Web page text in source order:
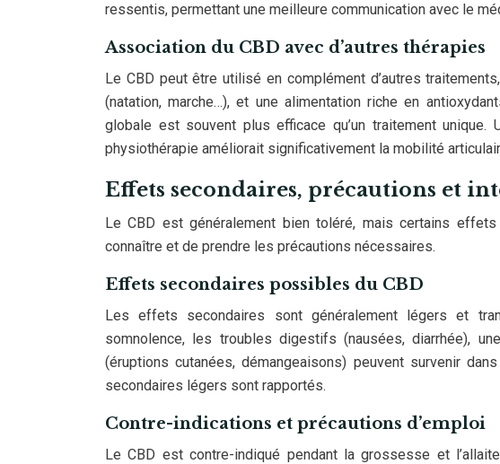
ressentis, permettant une meilleure communication avec le
Association du CBD avec d’autres thérapies
Le CBD peut être utilisé en complément d’autres
(natation, marche…), et une alimentation riche en
globale est souvent plus efficace qu’un traitement
physiothérapie améliorait significativement la mobilité
Effets secondaires, précautions et
Le CBD est généralement bien toléré, mais certains
connaître et de prendre les précautions nécessaires.
Effets secondaires possibles du CBD
Les effets secondaires sont généralement légers et
somnolence, les troubles digestifs (nausées, diarrhée),
(éruptions cutanées, démangeaisons) peuvent survenir
secondaires légers sont rapportés.
Contre-indications et précautions d’emploi
Le CBD est contre-indiqué pendant la grossesse et